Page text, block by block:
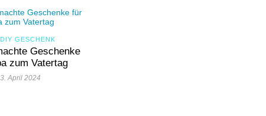
DIY GESCHENK
Geschenke
zum Vatertag
April 2024